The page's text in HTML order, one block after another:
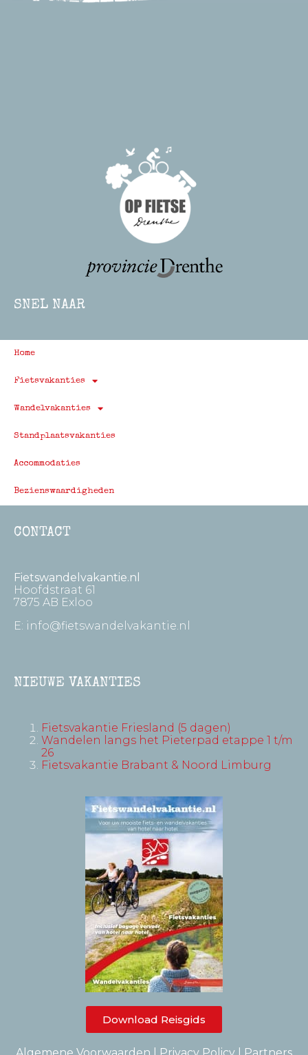
SNEL NAAR
Home
Fietsvakanties
Wandelvakanties
Standplaatsvakanties
Accommodaties
Bezienswaardigheden
CONTACT
Fietswandelvakantie.nl
Hoofdstraat 61
7875 AB Exloo
E: info@fietswandelvakantie.nl
NIEUWE VAKANTIES
Fietsvakantie Friesland (5 dagen)
Wandelen langs het Pieterpad etappe 1 t/m
26
Fietsvakantie Brabant & Noord Limburg
Download Reisgids